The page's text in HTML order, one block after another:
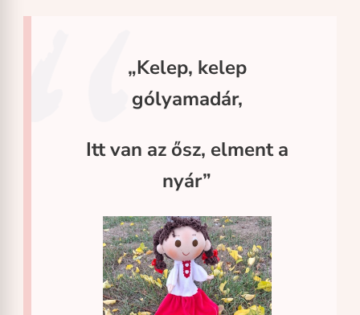
„Kelep, kelep
gólyamadár,
Itt van az ősz, elment a
nyár”